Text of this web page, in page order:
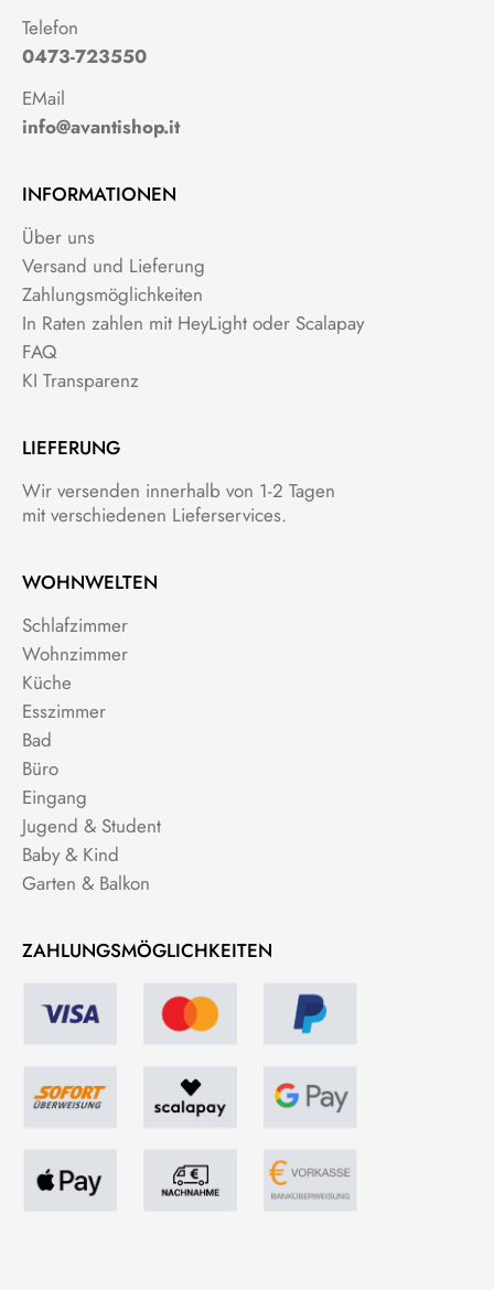
Telefon
0473-723550
EMail
info@avantishop.it
INFORMATIONEN
Über uns
Versand und Lieferung
Zahlungsmöglichkeiten
In Raten zahlen mit HeyLight oder Scalapay
FAQ
KI Transparenz
LIEFERUNG
Wir versenden innerhalb von 1-2 Tagen
mit verschiedenen Lieferservices.
WOHNWELTEN
Schlafzimmer
Wohnzimmer
Küche
Esszimmer
Bad
Büro
Eingang
Jugend & Student
Baby & Kind
Garten & Balkon
ZAHLUNGSMÖGLICHKEITEN